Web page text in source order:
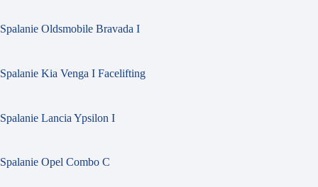
Spalanie Oldsmobile Bravada I
Spalanie Kia Venga I Facelifting
Spalanie Lancia Ypsilon I
Spalanie Opel Combo C